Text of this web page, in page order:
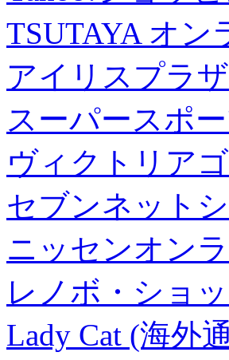
TSUTAYA オ
アイリスプラザ
スーパースポ
ヴィクトリア
セブンネット
ニッセンオン
レノボ・ショ
Lady Cat (海外